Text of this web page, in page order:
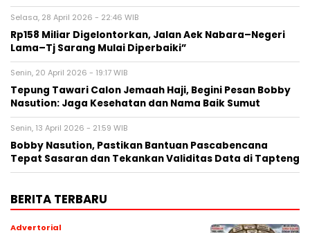
Selasa, 28 April 2026 - 22:46 WIB
Rp158 Miliar Digelontorkan, Jalan Aek Nabara–Negeri
Lama–Tj Sarang Mulai Diperbaiki”
Senin, 20 April 2026 - 19:17 WIB
Tepung Tawari Calon Jemaah Haji, Begini Pesan Bobby
Nasution: Jaga Kesehatan dan Nama Baik Sumut
Senin, 13 April 2026 - 21:59 WIB
Bobby Nasution, Pastikan Bantuan Pascabencana
Tepat Sasaran dan Tekankan Validitas Data di Tapteng
BERITA TERBARU
Advertorial